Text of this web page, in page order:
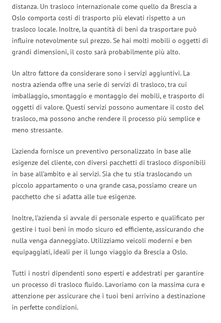
distanza. Un trasloco internazionale come quello da Brescia a
Oslo comporta costi di trasporto più elevati rispetto a un
trasloco locale. Inoltre, la quantità di beni da trasportare può
influire notevolmente sul prezzo. Se hai molti mobili o oggetti di
grandi dimensioni, il costo sarà probabilmente più alto.
Un altro fattore da considerare sono i servizi aggiuntivi. La
nostra azienda offre una serie di servizi di trasloco, tra cui
imballaggio, smontaggio e montaggio dei mobili, e trasporto di
oggetti di valore. Questi servizi possono aumentare il costo del
trasloco, ma possono anche rendere il processo più semplice e
meno stressante.
L’azienda fornisce un preventivo personalizzato in base alle
esigenze del cliente, con diversi pacchetti di trasloco disponibili
in base all’ambito e ai servizi. Sia che tu stia traslocando un
piccolo appartamento o una grande casa, possiamo creare un
pacchetto che si adatta alle tue esigenze.
Inoltre, l’azienda si avvale di personale esperto e qualificato per
gestire i tuoi beni in modo sicuro ed efficiente, assicurando che
nulla venga danneggiato. Utilizziamo veicoli moderni e ben
equipaggiati, ideali per il lungo viaggio da Brescia a Oslo.
Tutti i nostri dipendenti sono esperti e addestrati per garantire
un processo di trasloco fluido. Lavoriamo con la massima cura e
attenzione per assicurare che i tuoi beni arrivino a destinazione
in perfette condizioni.